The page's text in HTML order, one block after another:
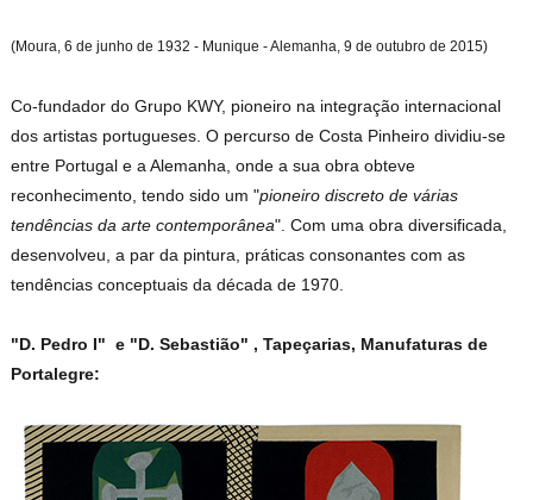
(Moura, 6 de junho de 1932 - Munique - Alemanha, 9 de outubro de 2015)
Co-fundador do Grupo KWY, pioneiro na integração internacional
dos artistas portugueses. O percurso de Costa Pinheiro dividiu-se
entre Portugal e a Alemanha, onde a sua obra obteve
reconhecimento, tendo sido um "pioneiro discreto de várias
tendências da arte contemporânea". Com uma obra diversificada,
desenvolveu, a par da pintura, práticas consonantes com as
tendências conceptuais da década de 1970.
"D. Pedro I" e "D. Sebastião" , Tapeçarias, Manufaturas de
Portalegre: